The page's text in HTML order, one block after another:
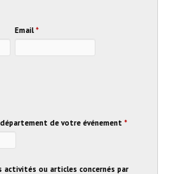
Email*
de votre événement *
activités ou articles concernés par